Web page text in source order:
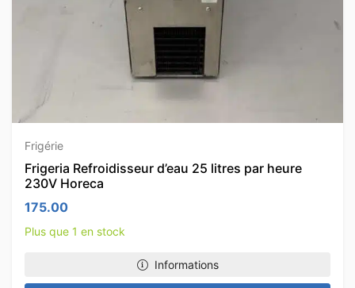
Frigérie
Frigeria Refroidisseur d’eau 25 litres par heure
230V Horeca
175.00
Plus que 1 en stock
Informations